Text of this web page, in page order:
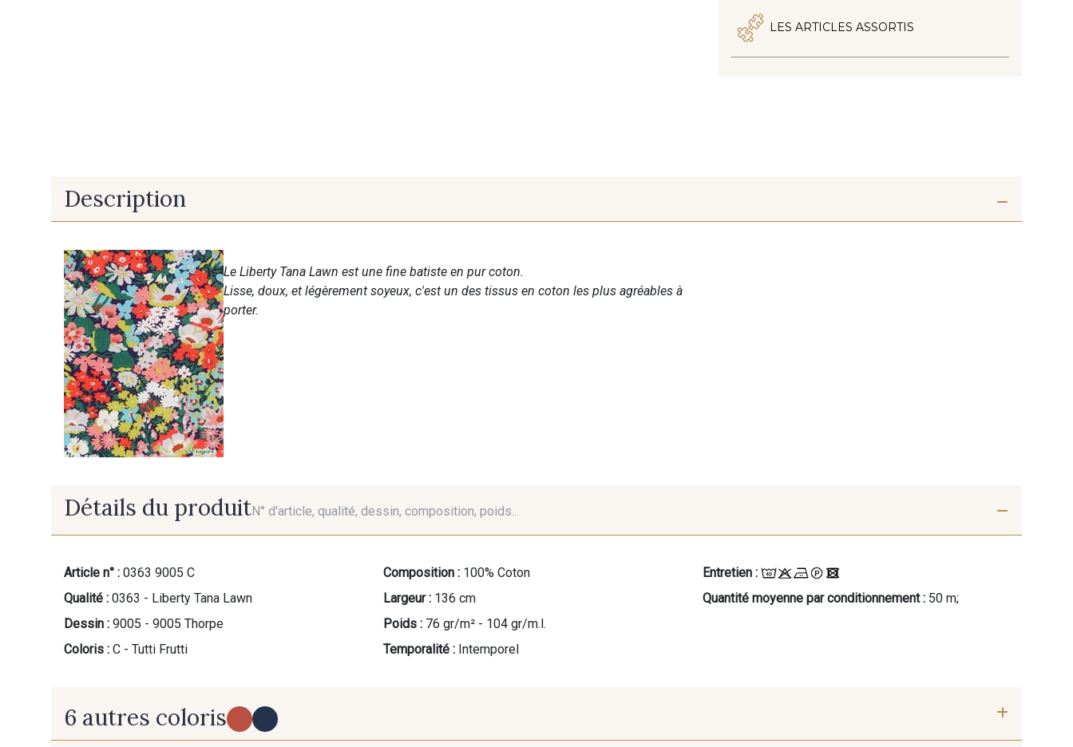
LES ARTICLES ASSORTIS
Description
Le Liberty Tana Lawn est une fine batiste en pur coton.
Lisse, doux, et légèrement soyeux, c'est un des tissus en coton les plus agréables à
porter.
Détails du produitN° d'article, qualité, dessin, composition, poids...
Article n° : 0363 9005 C
Qualité : 0363 - Liberty Tana Lawn
Dessin : 9005 - 9005 Thorpe
Coloris : C - Tutti Frutti
Composition : 100% Coton
Largeur : 136 cm
Poids : 76 gr/m² - 104 gr/m.l.
Temporalité : Intemporel
Entretien :
Quantité moyenne par conditionnement : 50 m;
6 autres coloris